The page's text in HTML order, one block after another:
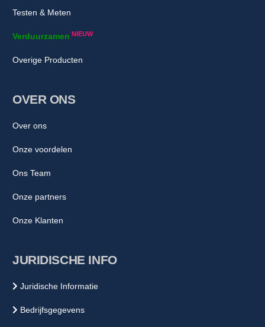
Testen & Meten
Verduurzamen NIEUW
Overige Producten
OVER ONS
Over ons
Onze voordelen
Ons Team
Onze partners
Onze Klanten
JURIDISCHE INFO
Juridische Informatie
Bedrijfsgegevens